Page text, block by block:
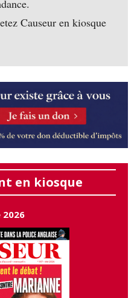
Causeur en kiosque
en kiosque
2026